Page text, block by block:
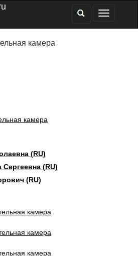
камера
(RU)
(RU)
(RU)